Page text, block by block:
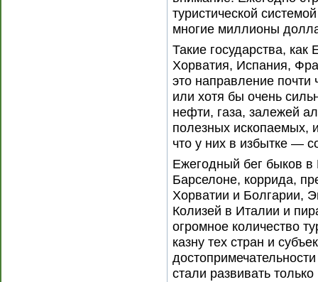
туристической
многие миллионы
Такие государства, как
Хорватия, Испания,
это направление почти
или хотя бы очень
нефти, газа, залежей
полезных ископаемых,
что у них в избытке —
Ежегодный бег быков
Барселоне, коррида,
Хорватии и Болгарии,
Колизей в Италии и
огромное количество
казну тех стран и
стали развивать